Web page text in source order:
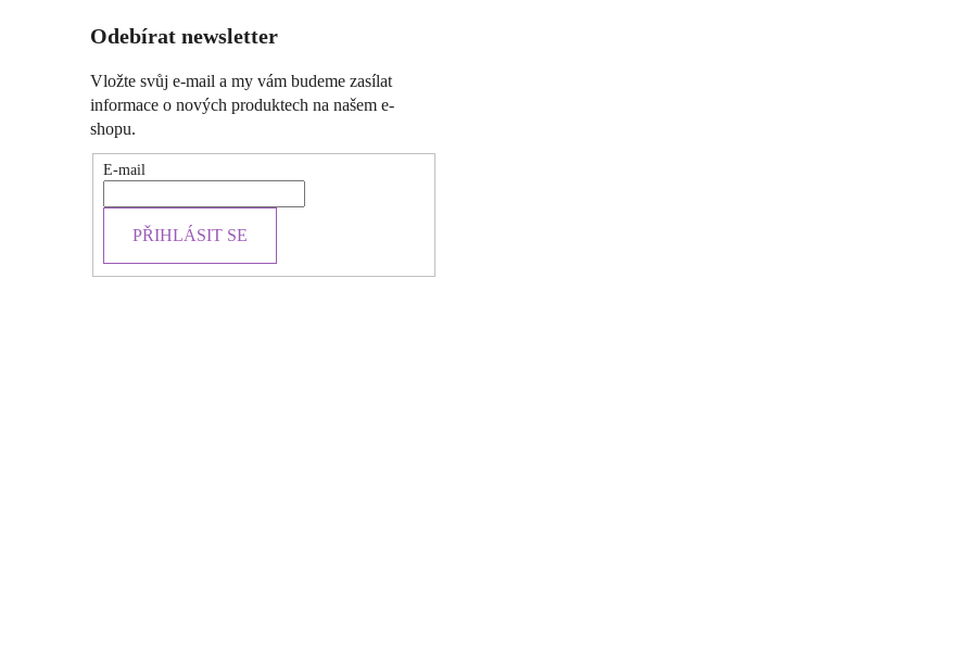
Odebírat newsletter
Vložte svůj e-mail a my vám budeme zasílat
informace o nových produktech na našem e-
shopu.
E-mail
PŘIHLÁSIT SE